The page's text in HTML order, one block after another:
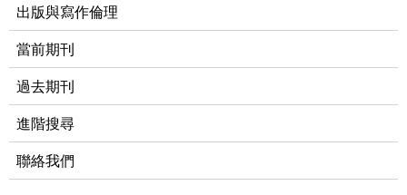
出版與寫作倫理
當前期刊
過去期刊
進階搜尋
聯絡我們